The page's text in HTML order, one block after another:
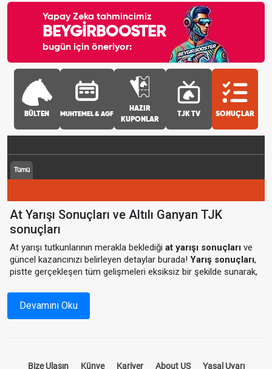
Yapay Zeka tahmincimiz
BEYGİRBOOSTER
bugün için öneriyor:
BÜLTEN MUHTEMEL & AGF
HAZIR
KUPONLAR
TJK TV SONUÇLAR
Tümü
At Yarışı Sonuçları ve Altılı Ganyan TJK
sonuçları
At yarışı tutkunlarının merakla beklediğiat yarışı sonuçları ve
güncel kazancınızı belirleyen detaylar burada!Yarış sonuçları,
pistte gerçekleşen tüm gelişmeleri eksiksiz bir şekilde sunarak,
atlar, jokey bilgileri ve kazandırılan miktarlar ile sizlere detaylı bir
analiz sunuyor.
Devamını Oku
Bize Ulaşın Künye Kariyer About US Yasal Uyarı